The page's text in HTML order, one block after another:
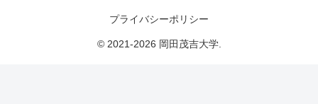
プライバシーポリシー
© 2021-2026 岡田茂吉大学.